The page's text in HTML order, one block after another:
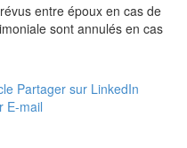
entre époux en cas de
sont annulés en cas
Partager sur LinkedIn
E-mail